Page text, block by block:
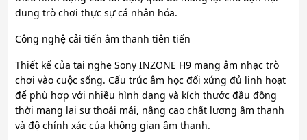
dung trò chơi thực sự cá nhân hóa.
Công nghệ cải tiến âm thanh tiên tiến
Thiết kế của tai nghe Sony INZONE H9 mang âm nhạc trò
chơi vào cuộc sống. Cấu trúc âm học đối xứng đủ linh hoạt
để phù hợp với nhiều hình dạng và kích thước đầu đồng
thời mang lại sự thoải mái, nâng cao chất lượng âm thanh
và độ chính xác của không gian âm thanh.